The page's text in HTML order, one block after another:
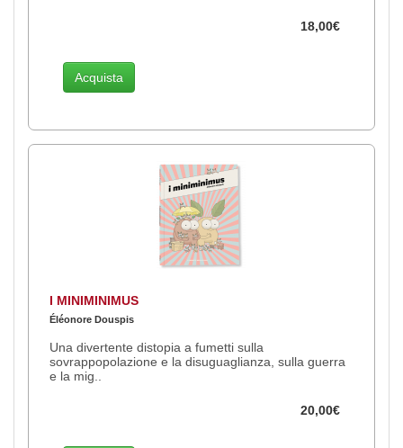
18,00€
Acquista
I MINIMINIMUS
Éléonore Douspis
Una divertente distopia a fumetti sulla
sovrappopolazione e la disuguaglianza, sulla guerra
e la mig..
20,00€